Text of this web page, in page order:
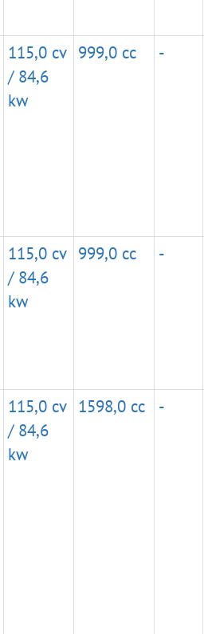
115,0 cv
/ 84,6
kw
999,0 cc -
115,0 cv
/ 84,6
kw
999,0 cc -
115,0 cv
/ 84,6
kw
1598,0 cc -